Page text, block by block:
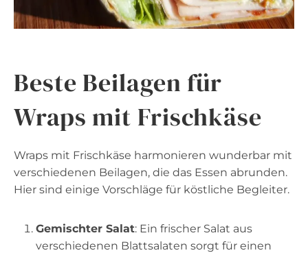
Beste Beilagen für
Wraps mit Frischkäse
Wraps mit Frischkäse harmonieren wunderbar mit
verschiedenen Beilagen, die das Essen abrunden.
Hier sind einige Vorschläge für köstliche Begleiter.
Gemischter Salat: Ein frischer Salat aus
verschiedenen Blattsalaten sorgt für einen